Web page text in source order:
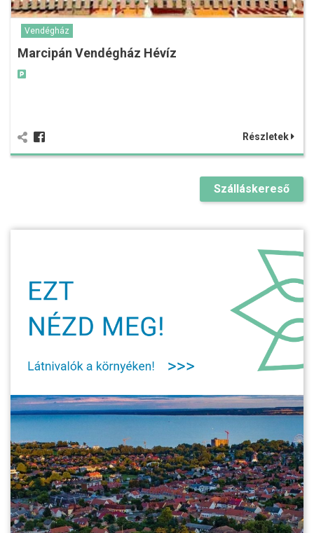
Vendégház
Marcipán Vendégház Hévíz
Részletek
Szálláskereső